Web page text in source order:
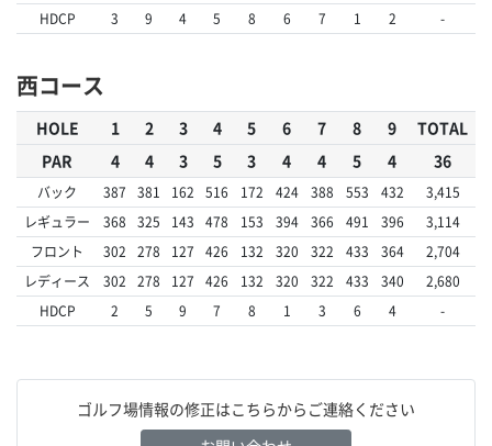
HDCP
3 9 4 5 8 6 7 1 2 -
西コース
HOLE 1 2 3 4 5 6 7 8 9
TOTAL
PAR
4 4 3 5 3 4 4 5 4 36
バック 387 381 162 516 172 424 388 553 432
3,415
レギュラー
368 325 143 478 153 394 366 491 396
3,114
フロント
302 278 127 426 132 320 322 433 364
2,704
レディース
302 278 127 426 132 320 322 433 340
2,680
HDCP
2 5 9 7 8 1 3 6 4 -
ゴルフ場情報の修正はこちらからご連絡ください